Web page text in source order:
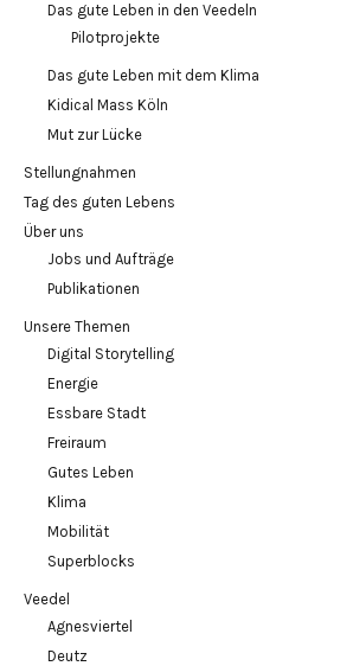
Das gute Leben in den Veedeln
Pilotprojekte
Das gute Leben mit dem Klima
Kidical Mass Köln
Mut zur Lücke
Stellungnahmen
Tag des guten Lebens
Über uns
Jobs und Aufträge
Publikationen
Unsere Themen
Digital Storytelling
Energie
Essbare Stadt
Freiraum
Gutes Leben
Klima
Mobilität
Superblocks
Veedel
Agnesviertel
Deutz